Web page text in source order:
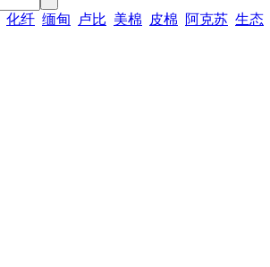
化纤 缅甸 卢比 美棉 皮棉 阿克苏 生态